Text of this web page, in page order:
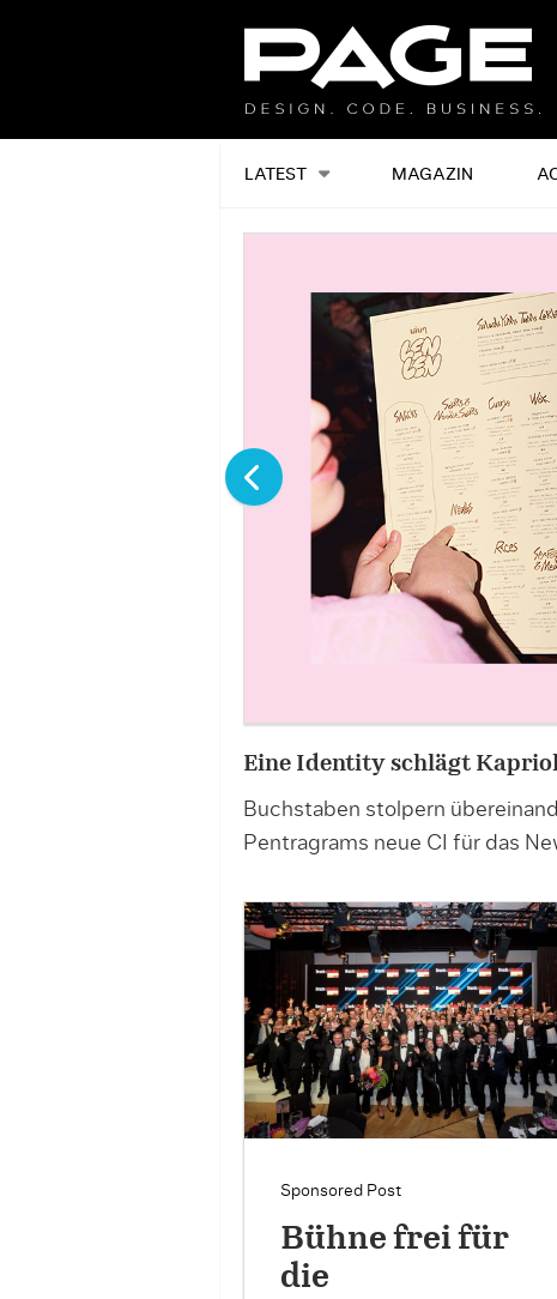
LATEST MAGAZIN
Eine Identity schlägt
Buchstaben stolpern
Pentragrams neue CI für das
Sponsored Post
Bühne frei für
die